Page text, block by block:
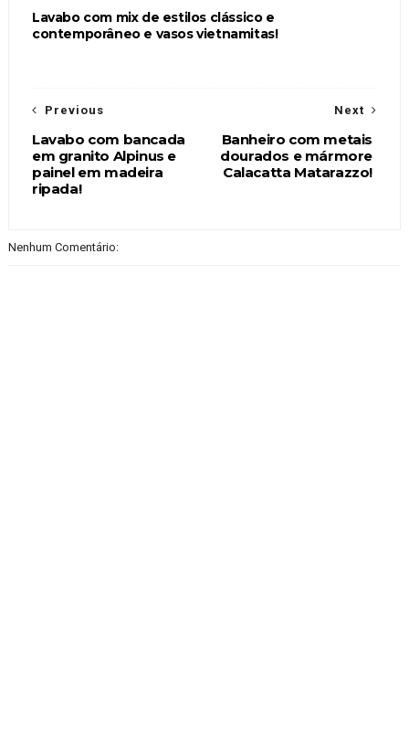
Lavabo com mix de estilos clássico e
contemporâneo e vasos vietnamitas!
Next
Banheiro com metais
dourados e mármore
Calacatta Matarazzo!
Previous
Lavabo com bancada
em granito Alpinus e
painel em madeira
ripada!
Nenhum Comentário: